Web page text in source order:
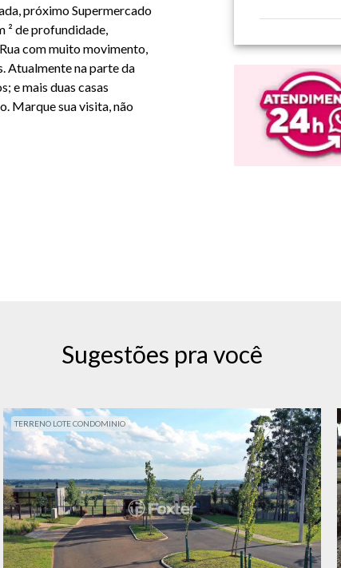
próximo Supermercado
² de profundidade,
com muito movimento,
Atualmente na parte da
e mais duas casas
Marque sua visita, não
Sugestões pra você
TERRENO LOTE CONDOMINIO